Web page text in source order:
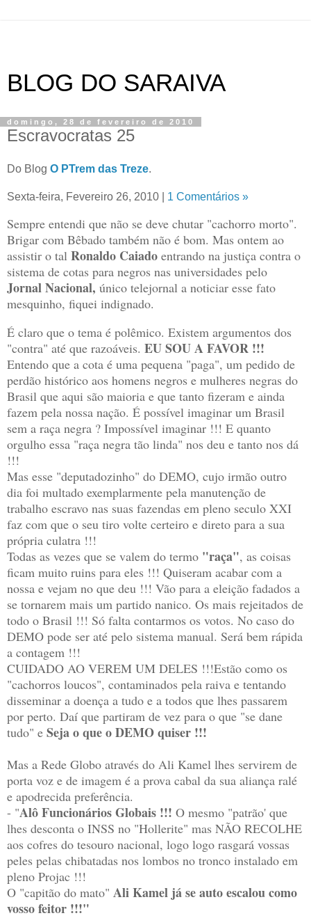
BLOG DO SARAIVA
domingo, 28 de fevereiro de 2010
Escravocratas 25
Do Blog O PTrem das Treze.
Sexta-feira, Fevereiro 26, 2010 | 1 Comentários »
Sempre entendi que não se deve chutar "cachorro morto".
Brigar com Bêbado também não é bom. Mas ontem ao
assistir o tal Ronaldo Caiado entrando na justiça contra o
sistema de cotas para negros nas universidades pelo
Jornal Nacional, único telejornal a noticiar esse fato
mesquinho, fiquei indignado.
É claro que o tema é polêmico. Existem argumentos dos
"contra" até que razoáveis. EU SOU A FAVOR !!!
Entendo que a cota é uma pequena "paga", um pedido de
perdão histórico aos homens negros e mulheres negras do
Brasil que aqui são maioria e que tanto fizeram e ainda
fazem pela nossa nação. É possível imaginar um Brasil
sem a raça negra ? Impossível imaginar !!! E quanto
orgulho essa "raça negra tão linda" nos deu e tanto nos dá
!!!
Mas esse "deputadozinho" do DEMO, cujo irmão outro
dia foi multado exemplarmente pela manutenção de
trabalho escravo nas suas fazendas em pleno seculo XXI
faz com que o seu tiro volte certeiro e direto para a sua
própria culatra !!!
Todas as vezes que se valem do termo "raça", as coisas
ficam muito ruins para eles !!! Quiseram acabar com a
nossa e vejam no que deu !!! Vão para a eleição fadados a
se tornarem mais um partido nanico. Os mais rejeitados de
todo o Brasil !!! Só falta contarmos os votos. No caso do
DEMO pode ser até pelo sistema manual. Será bem rápida
a contagem !!!
CUIDADO AO VEREM UM DELES !!!Estão como os
"cachorros loucos", contaminados pela raiva e tentando
disseminar a doença a tudo e a todos que lhes passarem
por perto. Daí que partiram de vez para o que "se dane
tudo" e Seja o que o DEMO quiser !!!
Mas a Rede Globo através do Ali Kamel lhes servirem de
porta voz e de imagem é a prova cabal da sua aliança ralé
e apodrecida preferência.
- "Alô Funcionários Globais !!! O mesmo "patrão' que
lhes desconta o INSS no "Hollerite" mas NÃO RECOLHE
aos cofres do tesouro nacional, logo logo rasgará vossas
peles pelas chibatadas nos lombos no tronco instalado em
pleno Projac !!!
O "capitão do mato" Ali Kamel já se auto escalou como
vosso feitor !!!"